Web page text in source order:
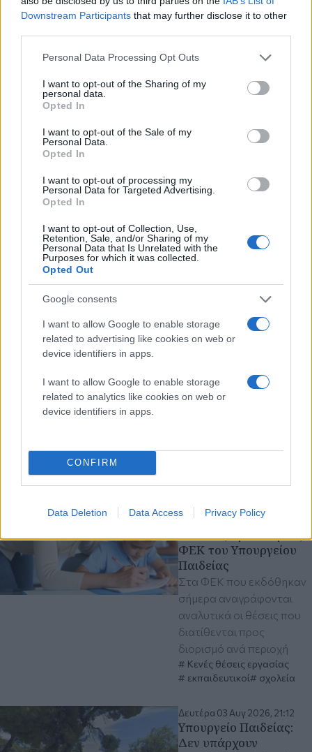
Downstream Participants that may further disclose it to other
Please note that this website/app uses one or more Google
not limited to your visit or usage behaviour. You may click to
grant or deny consent to Google and its third-party tags to
use your data for below specified purposes in below Google
consent section.
Personal Data Processing Opt Outs
I want to opt-out of the Sharing of my
personal data.
Opted In
I want to opt-out of the Sale of my
Personal Data.
Opted In
I want to opt-out of processing my
Personal Data for Targeted Advertising.
Opted In
I want to opt-out of Collection, Use,
Retention, Sale, and/or Sharing of my
Personal Data that Is Unrelated with the
Purposes for which it was collected.
Opted Out
Google consents
I want to allow Google to enable storage
related to advertising like cookies on web or
device identifiers in apps.
I want to allow Google to enable storage
related to analytics like cookies on web or
device identifiers in apps.
CONFIRM
Data Deletion Data Access Privacy Policy
Πέμπτη 06 Αυγ 2026, 18:15
Περιφέρειας Κεντρικής
Μακεδονίας για τα
σχολικά δρομολόγια
Παρασκευή 7 Αυγούστου
αποζημιώσεις για τα
Μακεδονίας
μαθητές
σχολεία
Τρίτη 04 Αυγ 2026, 19:48
ΔΙΠΑΕ: Δωρεάν
διεθνές πρόγραμμα
πιστοποίησης στην
Τεχνητή Νοημοσύνη
πανεπιστημιακή
κοινότητα
Τεχνητή Νοημοσύνη
Τρίτη 04 Αυγ 2026, 11:44
Διορίζονται πάνω από
5.000 εκπαιδευτικοί -
Δείτε τις προσκλήσεις
ΦΕΚ του Υπουργείου
Παιδείας
Στα ΦΕΚ που εκδόθηκαν
σήμερα αναγράφονται
αναλυτικά οι θέσεις που
διατίθενται προς
διορισμό ανά περιοχή
Κενές θέσεις εργασίας
εκπαιδευτικοί
σχολεία
Δευτέρα 03 Αυγ 2026, 21:12
Υπουργείο Παιδείας:
Δεν υπάρχουν